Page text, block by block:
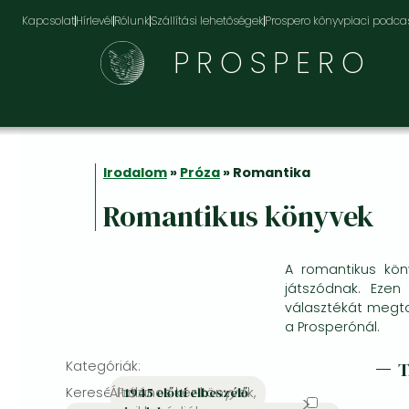
KapcsolatHírlevélRólunkSzállítási lehetőségekProspero könyvpiaci
PROSPERO
Irodalom » Próza » Romantika
Romantikus könyvek
A romantikus
játszódnak.
választékát
a Prosperónál.
Kategóriák:
Általános kézikönyvek,
Próza
1945 előtti elbeszélő
Keresés: